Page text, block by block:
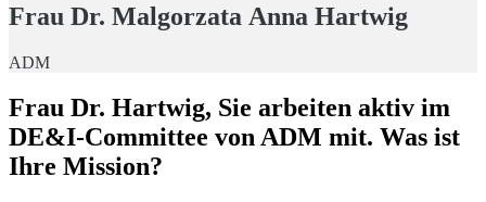
Frau Dr. Malgorzata Anna Hartwig
ADM
Frau Dr. Hartwig, Sie arbeiten aktiv im
DE&I-Committee von ADM mit. Was ist
Ihre Mission?